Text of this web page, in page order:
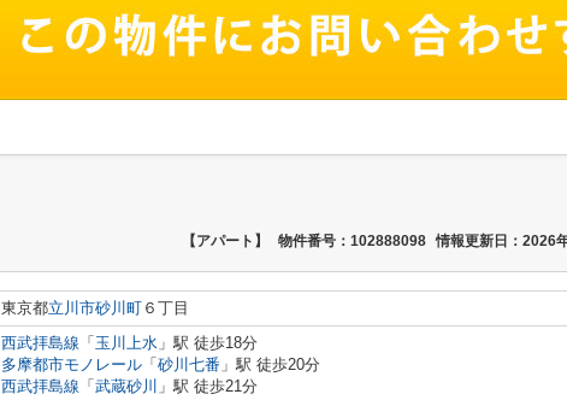
【アパート】 物件番号：102888098 情報更新日：2026
東京都立川市砂川町 ６丁目
西武拝島線 「 玉川上水 」駅 徒歩18分
多摩都市モノレール 「 砂川七番 」駅 徒歩20分
西武拝島線 「 武蔵砂川 」駅 徒歩21分